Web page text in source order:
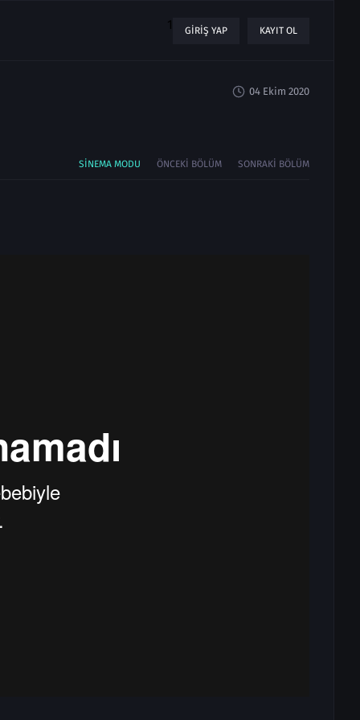
1 GIRIŞ YAP KAYIT OL
04 Ekim 2020
SINEMA MODU ÖNCEKI BÖLÜM SONRAKI BÖLÜM